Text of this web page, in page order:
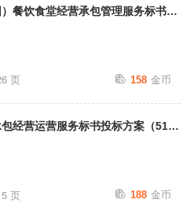
餐饮食堂经营承包管理服务标书投
页 158 金币
经营运营服务标书投标方案（515
页 188 金币